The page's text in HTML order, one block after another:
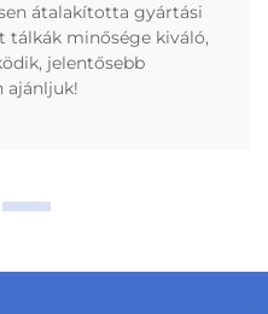
átalakította gyártási
minősége kiváló,
jelentősebb
ajánljuk!